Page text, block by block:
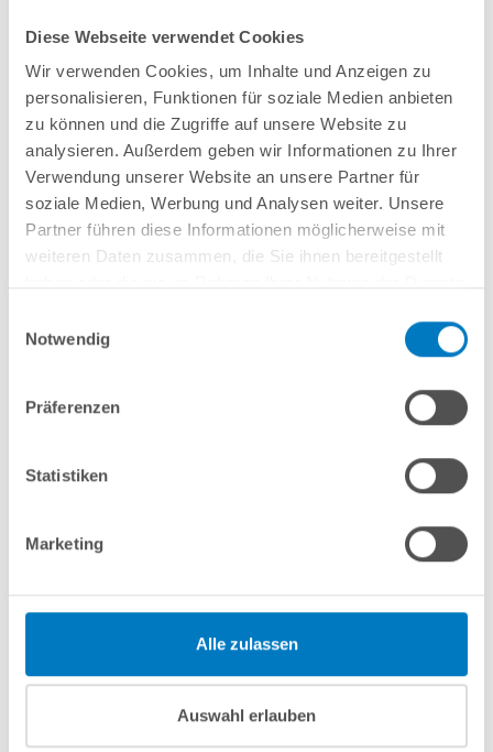
Diese Webseite verwendet Cookies
Wir verwenden Cookies, um Inhalte und Anzeigen zu
personalisieren, Funktionen für soziale Medien anbieten
zu können und die Zugriffe auf unsere Website zu
analysieren. Außerdem geben wir Informationen zu Ihrer
Verwendung unserer Website an unsere Partner für
soziale Medien, Werbung und Analysen weiter. Unsere
Partner führen diese Informationen möglicherweise mit
weiteren Daten zusammen, die Sie ihnen bereitgestellt
Notwendig
Präferenzen
Statistiken
Marketing
Alle zulassen
Auswahl erlauben
Ovalpool POOLSANA HQ 8,00 x 4,00 x 1,50 m mit Alu-
Handlauf + sandfarbener Folie | PLUS-Set
Kurzbeschreibung
2.949,00 € *
(-39,8% vom UVP)
Lieferung in ca. 3-6 Arbeitstagen
Ovalpool POOLSANA HQ 8,00 x 4,00 x 1,50 m mit Alu-